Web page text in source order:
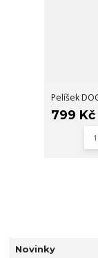
Pelíšek
799 Kč
Novinky